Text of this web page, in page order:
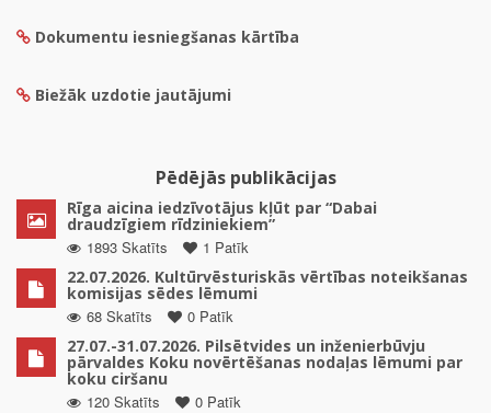
Dokumentu iesniegšanas kārtība
Biežāk uzdotie jautājumi
Pēdējās publikācijas
Rīga aicina iedzīvotājus kļūt par “Dabai
draudzīgiem rīdziniekiem”
1893 Skatīts
1 Patīk
22.07.2026. Kultūrvēsturiskās vērtības noteikšanas
komisijas sēdes lēmumi
68 Skatīts
0 Patīk
27.07.-31.07.2026. Pilsētvides un inženierbūvju
pārvaldes Koku novērtēšanas nodaļas lēmumi par
koku ciršanu
120 Skatīts
0 Patīk